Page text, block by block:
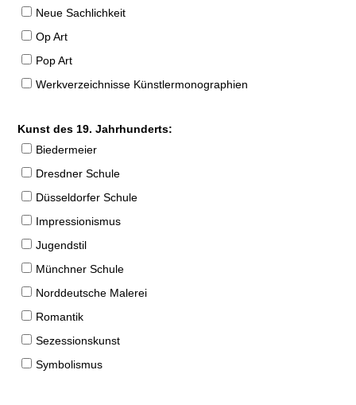
Neue Sachlichkeit
Op Art
Pop Art
Werkverzeichnisse Künstlermonographien
Kunst des 19. Jahrhunderts:
Biedermeier
Dresdner Schule
Düsseldorfer Schule
Impressionismus
Jugendstil
Münchner Schule
Norddeutsche Malerei
Romantik
Sezessionskunst
Symbolismus